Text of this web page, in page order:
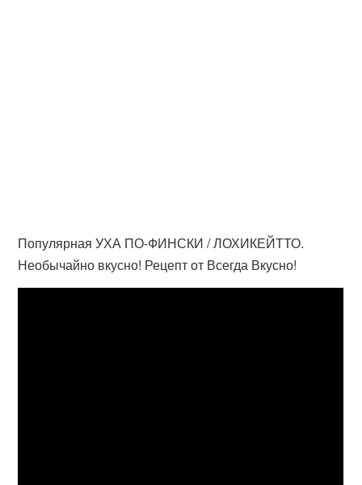
Популярная УХА ПО-ФИНСКИ / ЛОХИКЕЙТТО.
Необычайно вкусно! Рецепт от Всегда Вкусно!